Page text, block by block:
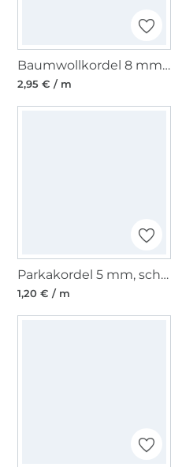
Baumwollkordel 8 mm, natur
2,95 € / m
Parkakordel 5 mm, schwarz
1,20 € / m